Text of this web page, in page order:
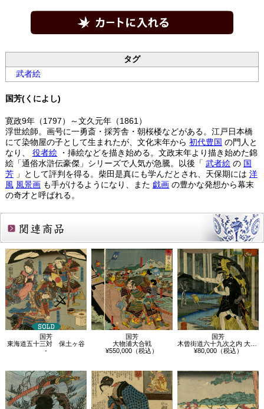
タグ
武者絵
国芳(くによし)
寛政9年（1797）～文久元年（1861）
浮世絵師。画号に一勇斎・採芳舎・朝桜楼などがある。江戸日本橋
にて染物屋の子として生まれたが、文化末年から 初代豊国 の門人と
なり、 役者絵・挿絵などを描き始める。文政末年より描き始めた錦
絵「通俗水滸伝豪傑」シリーズで人気が急騰。以後「 武者絵の 国
芳」として評判を得る。柴田是真にも学んだとされ、天保期には 洋
風 風景画も手がけるようになり、また 戯画の豊かな発想から幕末
の奇才と呼ばれる。
関連商品
国芳
東海道五十三対 保土ヶ谷
-
国芳
大物浦大合戦
¥550,000（税込）
国芳
木曾街道六十九次之内 大井 斧定九郎
¥80,000（税込）